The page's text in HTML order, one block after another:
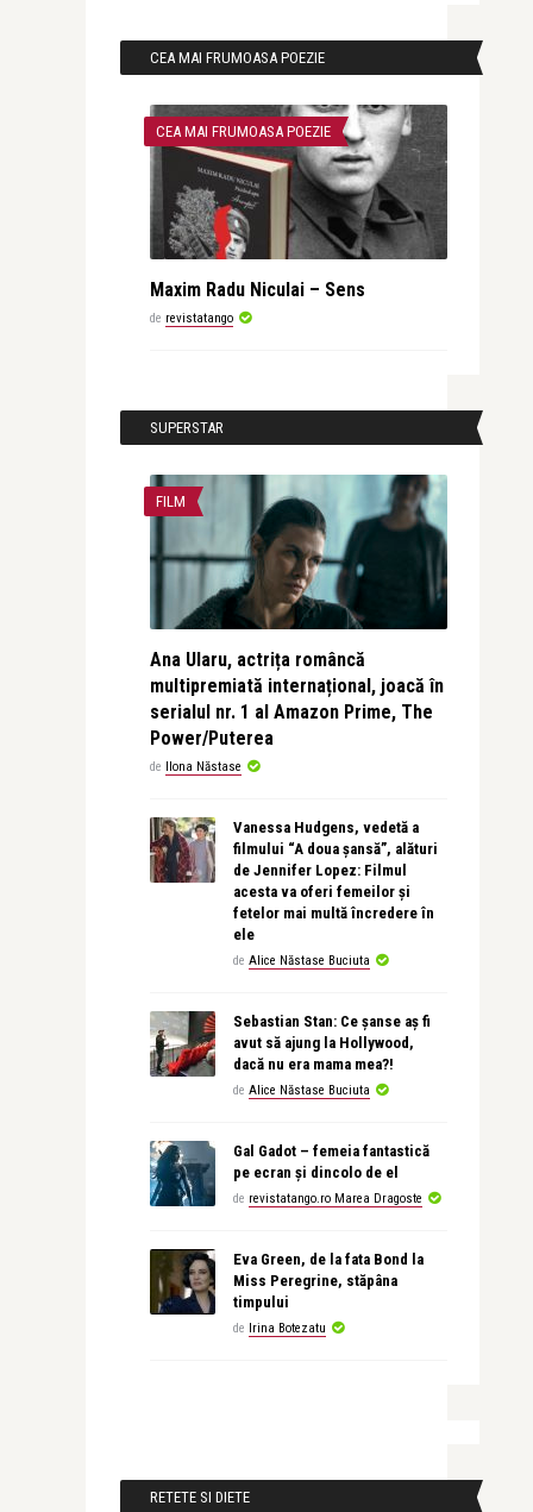
CEA MAI FRUMOASA POEZIE
CEA MAI FRUMOASA POEZIE
Maxim Radu Niculai – Sens
de revistatango
SUPERSTAR
FILM
Ana Ularu, actrița româncă
multipremiată internațional, joacă în
serialul nr. 1 al Amazon Prime, The
Power/Puterea
de Ilona Năstase
Vanessa Hudgens, vedetă a
filmului “A doua șansă”, alături
de Jennifer Lopez: Filmul
acesta va oferi femeilor și
fetelor mai multă încredere în
ele
de Alice Năstase Buciuta
Sebastian Stan: Ce șanse aș fi
avut să ajung la Hollywood,
dacă nu era mama mea?!
de Alice Năstase Buciuta
Gal Gadot – femeia fantastică
pe ecran și dincolo de el
de revistatango.ro Marea Dragoste
Eva Green, de la fata Bond la
Miss Peregrine, stăpâna
timpului
de Irina Botezatu
RETETE SI DIETE